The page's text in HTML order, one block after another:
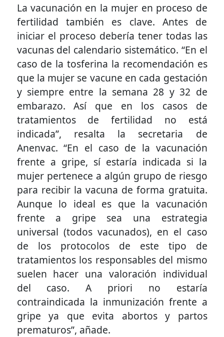
La vacunación en la mujer en proceso de
fertilidad también es clave. Antes de
iniciar el proceso debería tener todas las
vacunas del calendario sistemático. “En el
caso de la tosferina la recomendación es
que la mujer se vacune en cada gestación
y siempre entre la semana 28 y 32 de
embarazo. Así que en los casos de
tratamientos de fertilidad no está
indicada”, resalta la secretaria de
Anenvac. “En el caso de la vacunación
frente a gripe, sí estaría indicada si la
mujer pertenece a algún grupo de riesgo
para recibir la vacuna de forma gratuita.
Aunque lo ideal es que la vacunación
frente a gripe sea una estrategia
universal (todos vacunados), en el caso
de los protocolos de este tipo de
tratamientos los responsables del mismo
suelen hacer una valoración individual
del caso. A priori no estaría
contraindicada la inmunización frente a
gripe ya que evita abortos y partos
prematuros”, añade.